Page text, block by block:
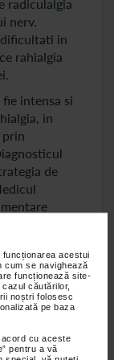
acestui
cum se navighează
funcționează site-
căutărilor,
noștri folosesc
pe baza
acord cu aceste
pentru a vă
radiculalgia
nerv.
dificultati in
rahialgia
intensa si
in
prin
de
comune,
si lipsa